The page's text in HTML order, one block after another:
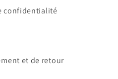
confidentialité
et de retour